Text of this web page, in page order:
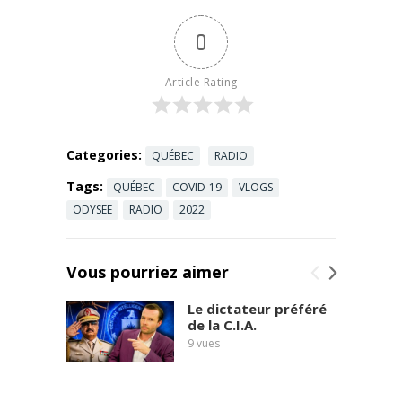
André
Bercoff et
...
0
Article Rating
Categories: QUÉBEC RADIO
Tags: QUÉBEC COVID-19
VLOGS
ODYSEE
RADIO 2022
Vous pourriez aimer
Le dictateur préféré
de la C.I.A.
9vues